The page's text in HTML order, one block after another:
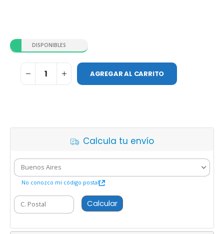
DISPONIBLES
AGREGAR AL CARRITO
Calcula tu envío
No conozco mi código postal
Calcular